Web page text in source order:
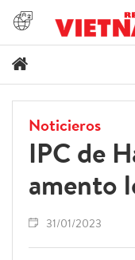
Noticieros
IPC de
amento
31/01/2023